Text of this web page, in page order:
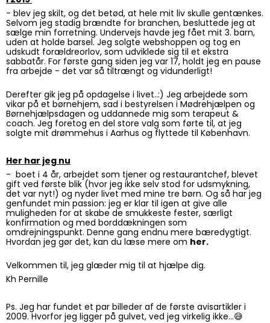
- blev jeg skilt, og det betød, at hele mit liv skulle gentænkes.
Selvom jeg stadig brændte for branchen, besluttede jeg at
sælge min forretning. Undervejs havde jeg fået mit 3. barn,
uden at holde barsel. Jeg solgte webshoppen og tog en
udskudt forældreorlov, som udviklede sig til et ekstra
sabbatår. For første gang siden jeg var 17, holdt jeg en pause
fra arbejde - det var så tiltrængt og vidunderligt!
Derefter gik jeg på opdagelse i livet..:) Jeg arbejdede som
vikar på et børnehjem, sad i bestyrelsen i Mødrehjælpen og
Børnehjælpsdagen og uddannede mig som terapeut &
coach. Jeg foretog en del store valg som førte til, at jeg
solgte mit drømmehus i Aarhus og flyttede til København.
Her har jeg nu
- boet i 4 år, arbejdet som tjener og restaurantchef, blevet
gift ved første blik (hvor jeg ikke selv stod for udsmykning,
det var nyt!) og nyder livet med mine tre børn. Og så har jeg
genfundet min passion: jeg er klar til igen at give alle
muligheden for at skabe de smukkeste fester, særligt
konfirmation og med borddækningen som
omdrejningspunkt. Denne gang endnu mere bæredygtigt.
Hvordan jeg gør det, kan du læse mere om her.
Velkommen til, jeg glæder mig til at hjælpe dig.
Kh Pernille
Ps. Jeg har fundet et par billeder af de første avisartikler i
2009. Hvorfor jeg ligger på gulvet, ved jeg virkelig ikke…😅